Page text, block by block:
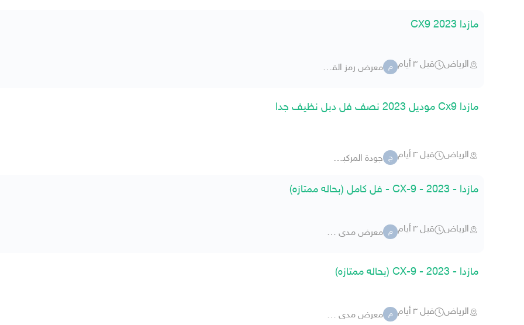
مازدا CX9 2023
الرياض قبل ٣ أيام م معرض رمز القياده للسيارات
مازدا Cx9 موديل 2023 نصف فل دبل نظيف جدا
الرياض قبل ٣ أيام ج جودة المركبة الفاخرة
مازدا - CX-9 - 2023 - فل كامل (بحاله ممتازه)
الرياض قبل ٣ أيام م معرض مدى كار للسيارات
مازدا - CX-9 - 2023 (بحاله ممتازه)
الرياض قبل ٣ أيام م معرض مدى كار للسيارات